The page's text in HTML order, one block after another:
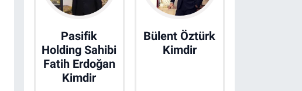
Pasifik
Holding Sahibi
Fatih Erdoğan
Kimdir
Bülent Öztürk
Kimdir